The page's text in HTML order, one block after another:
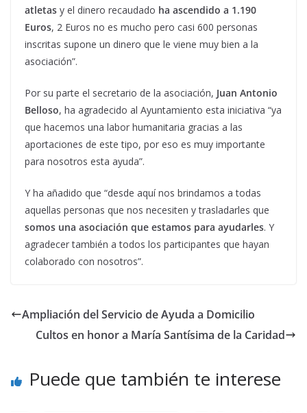
atletas y el dinero recaudado ha ascendido a 1.190
Euros, 2 Euros no es mucho pero casi 600 personas
inscritas supone un dinero que le viene muy bien a la
asociación”.
Por su parte el secretario de la asociación, Juan Antonio
Belloso, ha agradecido al Ayuntamiento esta iniciativa “ya
que hacemos una labor humanitaria gracias a las
aportaciones de este tipo, por eso es muy importante
para nosotros esta ayuda”.
Y ha añadido que “desde aquí nos brindamos a todas
aquellas personas que nos necesiten y trasladarles que
somos una asociación que estamos para ayudarles. Y
agradecer también a todos los participantes que hayan
colaborado con nosotros”.
Ampliación del Servicio de Ayuda a Domicilio
Cultos en honor a María Santísima de la Caridad
Puede que también te interese